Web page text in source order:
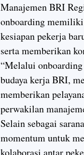
Manajemen BRI
onboarding memiliki
kesiapan pekerja
serta memberikan
“Melalui
budaya kerja BRI,
memberikan
perwakilan
Selain sebagai
momentum untuk
kolaborasi antar